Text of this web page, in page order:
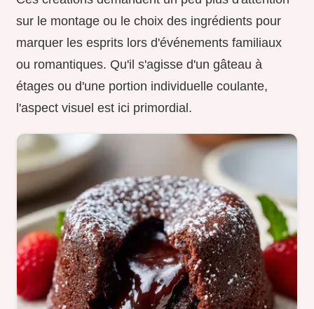
sur le montage ou le choix des ingrédients pour
marquer les esprits lors d'événements familiaux
ou romantiques. Qu'il s'agisse d'un gâteau à
étages ou d'une portion individuelle coulante,
l'aspect visuel est ici primordial.